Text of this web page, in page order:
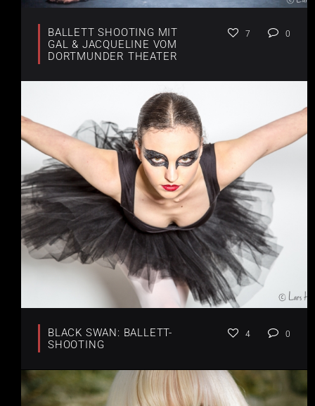
BALLETT SHOOTING MIT
GAL & JACQUELINE VOM
DORTMUNDER THEATER
7 0
BLACK SWAN: BALLETT-
SHOOTING
4 0